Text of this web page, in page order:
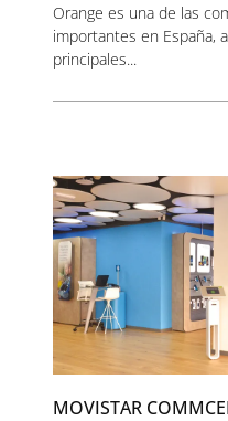
Orange es una de las
importantes en España,
principales...
MOVISTAR